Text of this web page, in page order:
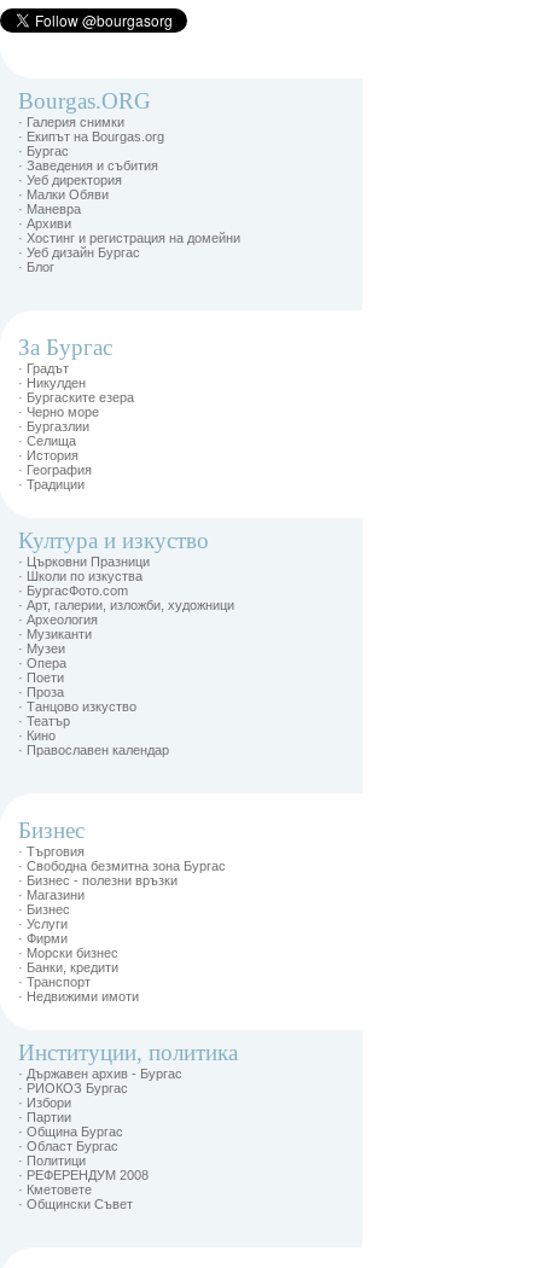
Bourgas.ORG
· Галерия снимки
· Екипът на Bourgas.org
· Бургас
· Заведения и събития
· Уеб директория
· Малки Обяви
· Маневра
· Архиви
· Хостинг и регистрация на домейни
· Уеб дизайн Бургас
· Блог
За Бургас
· Градът
· Никулден
· Бургаските езера
· Черно море
· Бургазлии
· Селища
· История
· География
· Традиции
Култура и изкуство
· Църковни Празници
· Школи по изкуства
· БургасФото.com
· Арт, галерии, изложби, художници
· Археология
· Музиканти
· Музеи
· Опера
· Поети
· Проза
· Танцово изкуство
· Театър
· Кино
· Православен календар
Бизнес
· Търговия
· Свободна безмитна зона Бургас
· Бизнес - полезни връзки
· Магазини
· Бизнес
· Услуги
· Фирми
· Морски бизнес
· Банки, кредити
· Транспорт
· Недвижими имоти
Институции, политика
· Държавен архив - Бургас
· РИОКОЗ Бургас
· Избори
· Партии
· Община Бургас
· Област Бургас
· Политици
· РЕФЕРЕНДУМ 2008
· Кметовете
· Общински Съвет